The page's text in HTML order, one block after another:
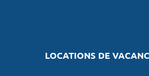
LOCATIONS DE